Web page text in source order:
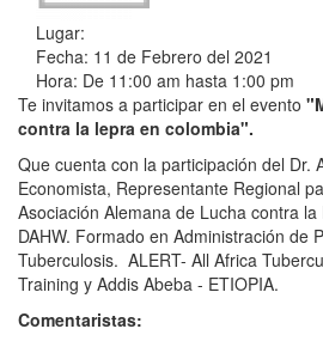
Lugar:
Fecha: 11 de Febrero del 2021
Hora: De 11:00 am hasta 1:00 pm
Te invitamos a participar en el evento
contra la lepra en colombia".
Que cuenta con la participación del Dr.
Economista, Representante Regional
Asociación Alemana de Lucha contra
DAHW. Formado en Administración de
Tuberculosis. ALERT- All Africa
Training y Addis Abeba - ETIOPIA.
Comentaristas: